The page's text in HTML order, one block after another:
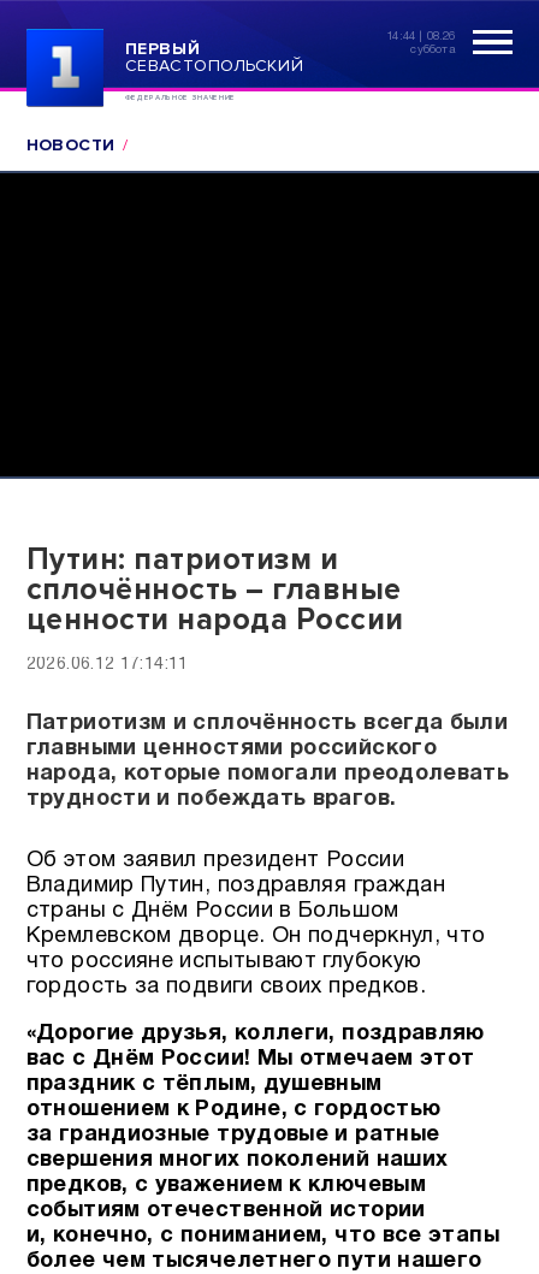
ПЕРВЫЙ
СЕВАСТОПОЛЬСКИЙ
ФЕДЕРАЛЬНОЕ ЗНАЧЕНИЕ
14:44 | 08.26
суббота
НОВОСТИ
Путин: патриотизм и
сплочённость – главные
ценности народа России
2026.06.12 17:14:11
Патриотизм и сплочённость всегда были
главными ценностями российского
народа, которые помогали преодолевать
трудности и побеждать врагов.
Об этом заявил президент России
Владимир Путин, поздравляя граждан
страны с Днём России в Большом
Кремлевском дворце. Он подчеркнул, что
что россияне испытывают глубокую
гордость за подвиги своих предков.
«Дорогие друзья, коллеги, поздравляю
вас с Днём России! Мы отмечаем этот
праздник с тёплым, душевным
отношением к Родине, с гордостью
за грандиозные трудовые и ратные
свершения многих поколений наших
предков, с уважением к ключевым
событиям отечественной истории
и, конечно, с пониманием, что все этапы
более чем тысячелетнего пути нашего